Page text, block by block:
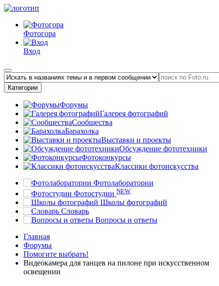
Фотогора
Вход
Категории
Форумы
Галерея фотографий
Сообщества
Барахолка
Выставки и проекты
Обсуждение фототехники
Фотоконкурсы
Классики фотоискусства
Фотолаборатории
Фотостудии NEW
Школы фотографий
Словарь
Вопросы и ответы
Главная
Форумы
Помогите выбрать!
Видеокамера для танцев на пилоне при искусственном
освещении